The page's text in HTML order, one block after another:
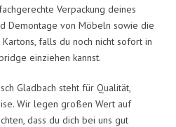
Verpackung deines
Demontage von Möbeln sowie die
falls du noch nicht sofort in
einziehen kannst.
Gladbach steht für Qualität,
Wir legen großen Wert auf
dass du dich bei uns gut